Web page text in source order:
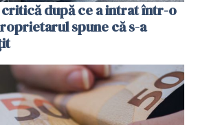
după ce a intrat într-o
spune că s-a